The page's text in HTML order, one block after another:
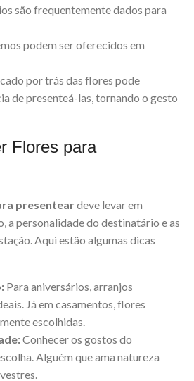
são frequentemente dados para
podem ser oferecidos em
por trás das flores pode
de presenteá-las, tornando o gesto
Flores para
presenteardeve levar em
a personalidade do destinatário e as
Aqui estão algumas dicas
Para aniversários, arranjos
Já em casamentos, flores
escolhidas.
Conhecer os gostos do
Alguém que ama natureza